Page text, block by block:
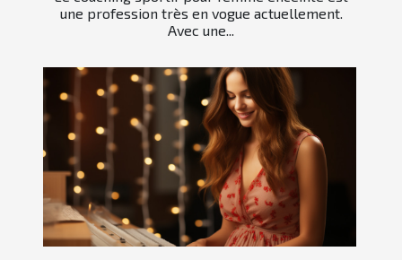
une profession très en vogue actuellement.
Avec une...